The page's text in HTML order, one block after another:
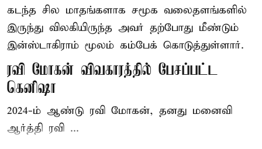
கடந்த சில மாதங்களாக சமூக வலைதளங்களில்
இருந்து விலகியிருந்த அவர் தற்போது மீண்டும்
இன்ஸ்டாகிராம் மூலம் கம்பேக் கொடுத்துள்ளார்.
ரவி மோகன் விவகாரத்தில் பேசப்பட்ட
கெனிஷா
2024-ம் ஆண்டு ரவி மோகன், தனது மனைவி
ஆர்த்தி ரவி ...